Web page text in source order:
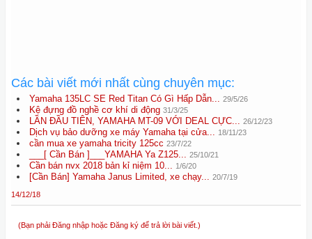
Các bài viết mới nhất cùng chuyên mục:
Yamaha 135LC SE Red Titan Có Gì Hấp Dẫn... 29/5/26
Kệ đựng đồ nghề cơ khí di động 31/3/25
LẦN ĐẦU TIÊN, YAMAHA MT-09 VỚI DEAL CỰC... 26/12/23
Dịch vụ bảo dưỡng xe máy Yamaha tại cửa... 18/11/23
cần mua xe yamaha tricity 125cc 23/7/22
___[ Cần Bán ]___YAMAHA Ya Z125... 25/10/21
Cần bán nvx 2018 bản kỉ niệm 10... 1/6/20
[Cần Bán] Yamaha Janus Limited, xe chạy... 20/7/19
14/12/18
(Bạn phải Đăng nhập hoặc Đăng ký để trả lời bài viết.)